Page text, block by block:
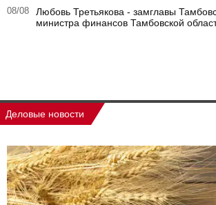
08/08
Любовь Третьякова - замглавы
министра финансов Тамбовской
Деловые новости